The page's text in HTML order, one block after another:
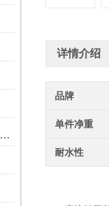
玻璃鳞片涂料能够有效抵御多种化学物质侵蚀
详情介绍
品牌
单件净重
耐水性